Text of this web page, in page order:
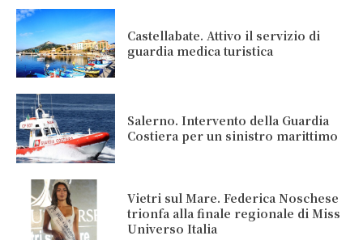
Castellabate. Attivo il servizio di
guardia medica turistica
Salerno. Intervento della Guardia
Costiera per un sinistro marittimo
Vietri sul Mare. Federica Noschese
trionfa alla finale regionale di Miss
Universo Italia